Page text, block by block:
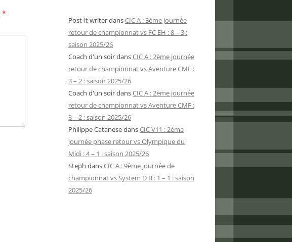
*
Post-it writerdansCIC A : 3ème journée
retour de championnat vs FC EH : 8 – 3 :
saison 2025/26
Coach d'un soirdansCIC A : 2ème journée
retour de championnat vs Aventure CMF :
3 – 2 : saison 2025/26
Coach d'un soirdansCIC A : 2ème journée
retour de championnat vs Aventure CMF :
3 – 2 : saison 2025/26
Philippe CatanesedansCIC V11 : 2ème
journée phase retour vs Olympique du
Midi : 4 – 1 : saison 2025/26
Steph dansCIC A : 9ème journée de
championnat vs System D B : 1 – 1 : saison
2025/26